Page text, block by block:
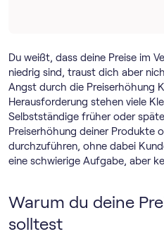
Du weißt, dass deine Preise im
niedrig sind, traust dich aber
Angst durch die Preiserhöhung
Herausforderung stehen viele
Selbstständige früher oder
Preiserhöhung deiner Produkte
durchzuführen, ohne dabei
eine schwierige Aufgabe, aber
Warum du deine
solltest